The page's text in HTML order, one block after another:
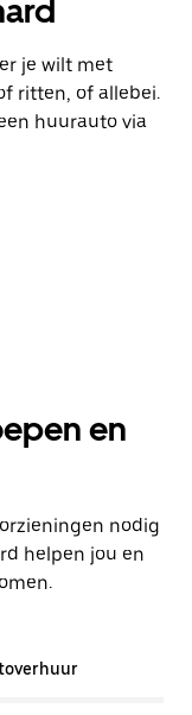
je wilt met
ritten, of allebei.
huurauto via
en
nodig
helpen jou en